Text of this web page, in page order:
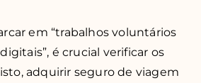
em “trabalhos voluntários
é crucial verificar os
adquirir seguro de viagem